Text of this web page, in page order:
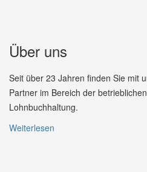
Über uns
Seit über 23 Jahren finden Sie mit
Partner im Bereich der
Lohnbuchhaltung.
Weiterlesen